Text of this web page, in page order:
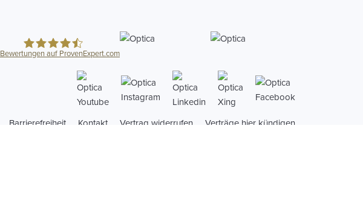
Optica Abrechnungszentrum Dr.Güldener GmbH
Bewertungen auf ProvenExpert.com
Barrierefreiheit Kontakt Vertrag widerrufen Verträge hier kündigen